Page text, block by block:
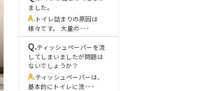
ました。
トイレ詰まりの原因は
様々です。 大量の･･･
ティッシュペーパーを流
してしまいましたが問題は
ないでしょうか？
ティッシュペーパーは、
基本的にトイレに流･･･